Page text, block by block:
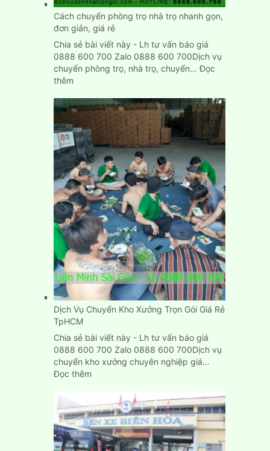
xác
Cách chuyển phòng trọ nhà trọ nhanh gọn,
đơn giản, giá rẻ
Chia sẻ bài viết này - Lh tư vấn báo giá
0888 600 700 Zalo 0888 600 700Dịch vụ
chuyển phòng trọ, nhà trọ, chuyển…Đọc
thêm:
chuyển
phòng
trọ
nhà
trọ
nhanh
gọn,
đơn
giản,
giá
rẻ
Dịch Vụ Chuyển Kho Xưởng Trọn Gói Giá Rẻ
TpHCM
Chia sẻ bài viết này - Lh tư vấn báo giá
0888 600 700 Zalo 0888 600 700Dịch vụ
chuyển kho xưởng chuyên nghiệp giá…
Đọc thêm:
Chuyển
Kho
Xưởng
Trọn